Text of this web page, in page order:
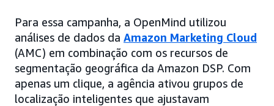
Para essa campanha, a OpenMind utilizou
análises de dados da Amazon Marketing Cloud
(AMC) em combinação com os recursos de
segmentação geográfica da Amazon DSP. Com
apenas um clique, a agência ativou grupos de
localização inteligentes que ajustavam